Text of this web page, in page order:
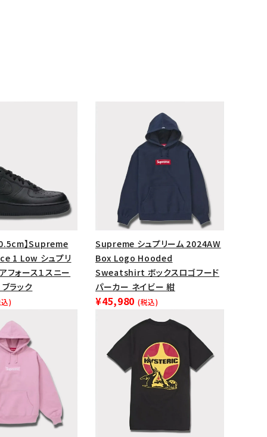
ンドから探す
・ハット
ー・ウエストバッグ
】Supreme
1 Low シュプリ
フォース１スニー
ラック
)
Supreme シュプリーム 2024AW
Box Logo Hooded
Sweatshirt ボックスロゴフード
パーカー ネイビー 紺
¥45,980 (税込)